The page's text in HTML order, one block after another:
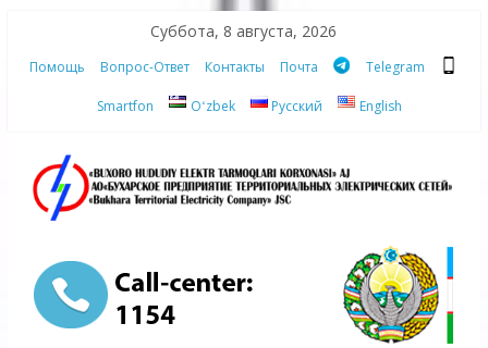
content
Суббота, 8 августа, 2026
Помощь Вопрос-Ответ Контакты Почта Telegram
Smartfon Oʻzbek Русский English
АО
"Бухарское